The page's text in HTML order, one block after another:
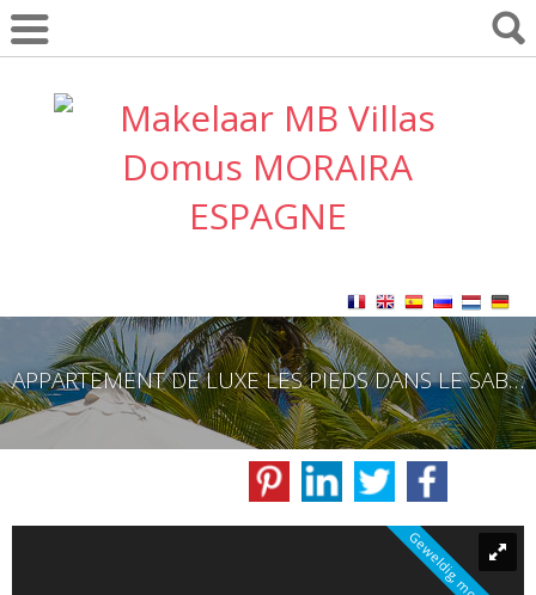
APPARTEMENT DE LUXE LES PIEDS DANS LE SABLE A BENIDORM